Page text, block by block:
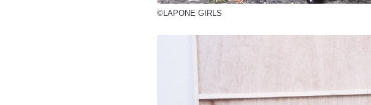
©LAPONE GIRLS